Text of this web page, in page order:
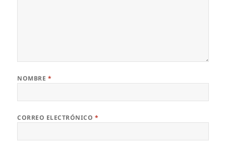
NOMBRE *
CORREO ELECTRÓNICO *